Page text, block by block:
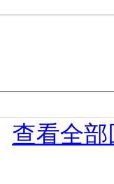
查看全部